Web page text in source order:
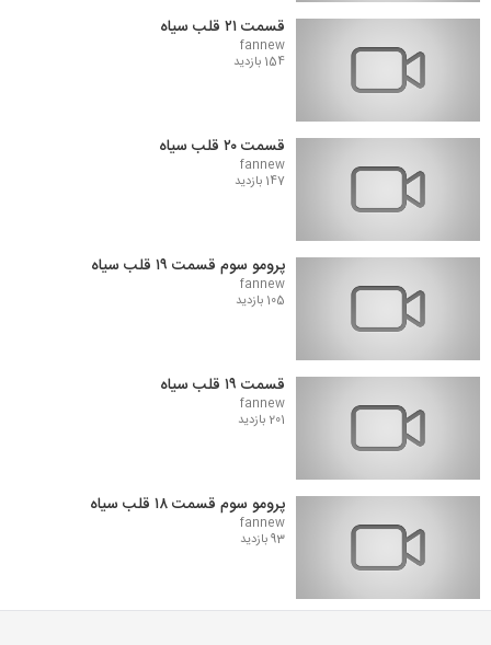
قسمت ۲۱ قلب سیاه
fannew
154 بازدید
قسمت ۲۰ قلب سیاه
fannew
147 بازدید
پرومو سوم قسمت ۱۹ قلب سیاه
fannew
105 بازدید
قسمت ۱۹ قلب سیاه
fannew
201 بازدید
پرومو سوم قسمت ۱۸ قلب سیاه
fannew
93 بازدید